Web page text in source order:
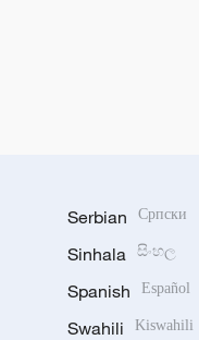
Serbian Српски
Sinhala සිංහල
Spanish Español
Swahili Kiswahili